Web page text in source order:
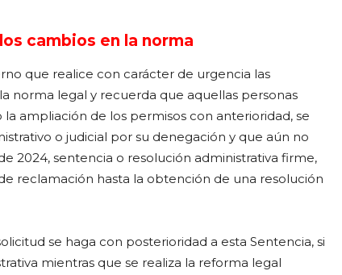
cambios en la norma
que realice con carácter de urgencia las
norma legal y recuerda que aquellas personas
ampliación de los permisos con anterioridad, se
o judicial por su denegación y que aún no
2024, sentencia o resolución administrativa firme,
reclamación hasta la obtención de una resolución
se haga con posterioridad a esta Sentencia, si
mientras que se realiza la reforma legal